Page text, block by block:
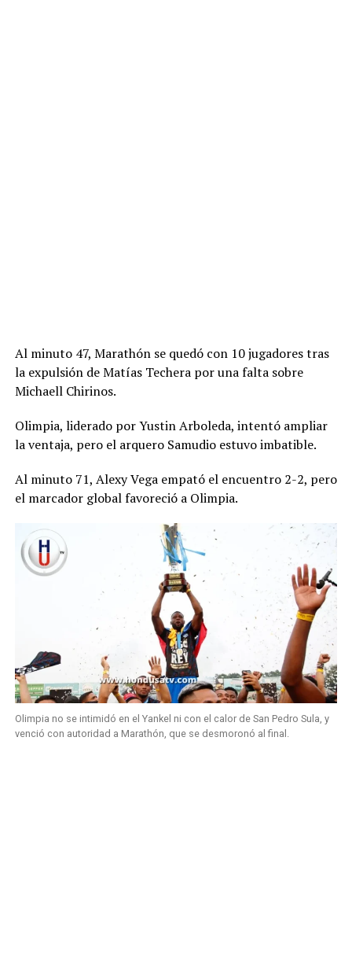
Al minuto 47, Marathón se quedó con 10 jugadores tras
la expulsión de Matías Techera por una falta sobre
Michaell Chirinos.
Olimpia, liderado por Yustin Arboleda, intentó ampliar
la ventaja, pero el arquero Samudio estuvo imbatible.
Al minuto 71, Alexy Vega empató el encuentro 2-2, pero
el marcador global favoreció a Olimpia.
Olimpia no se intimidó en el Yankel ni con el calor de San Pedro Sula, y
venció con autoridad a Marathón, que se desmoronó al final.